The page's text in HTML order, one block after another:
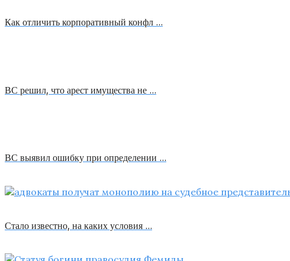
Как отличить корпоративный конфл …
ВС решил, что арест имущества не …
ВС выявил ошибку при определении …
Стало известно, на каких условия …